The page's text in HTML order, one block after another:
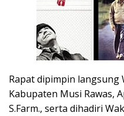
Rapat dipimpin langsung
Kabupaten Musi Rawas,
S.Farm., serta dihadiri